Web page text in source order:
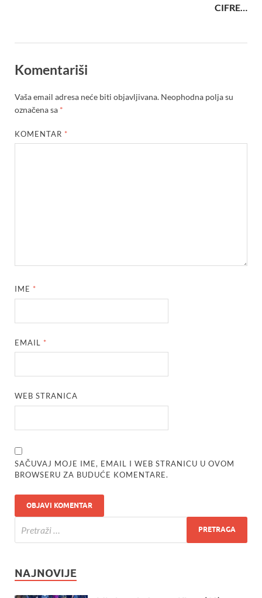
CIFRE…
Komentariši
Vaša email adresa neće biti objavljivana. Neophodna polja su
označena sa *
KOMENTAR *
IME *
EMAIL *
WEB STRANICA
SAČUVAJ MOJE IME, EMAIL I WEB STRANICU U OVOM
BROWSERU ZA BUDUĆE KOMENTARE.
NAJNOVIJE